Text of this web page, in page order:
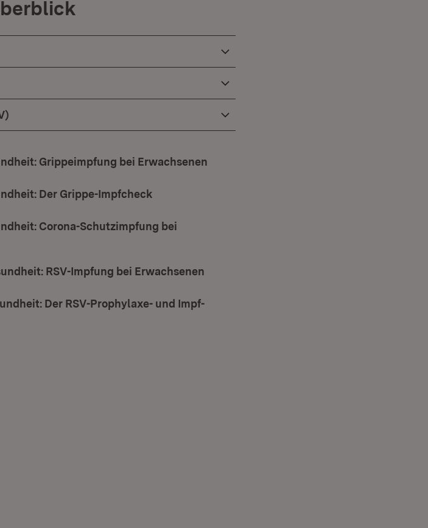
Grippeimpfung bei Erwachsenen
Der Grippe-Impfcheck
Corona-Schutzimpfung bei
RSV-Impfung bei Erwachsenen
Der RSV-Prophylaxe- und Impf-